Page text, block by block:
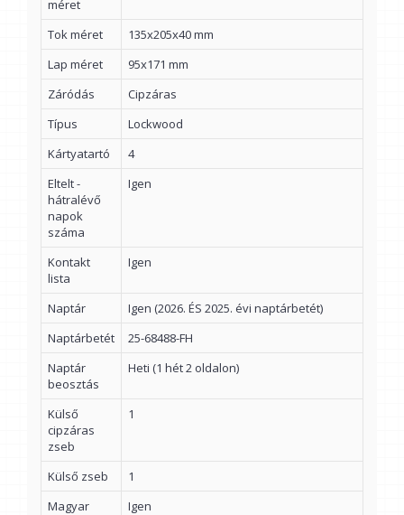
méret
Tok méret
135x205x40 mm
Lap méret
95x171 mm
Záródás
Cipzáras
Típus
Lockwood
Kártyatartó
4
Eltelt -
hátralévő
napok
száma
Igen
Kontakt
lista
Igen
Naptár
Igen (2026. ÉS 2025. évi naptárbetét)
Naptárbetét
25-68488-FH
Naptár
beosztás
Heti (1 hét 2 oldalon)
Külső
cipzáras
zseb
1
Külső zseb
1
Magyar
Igen